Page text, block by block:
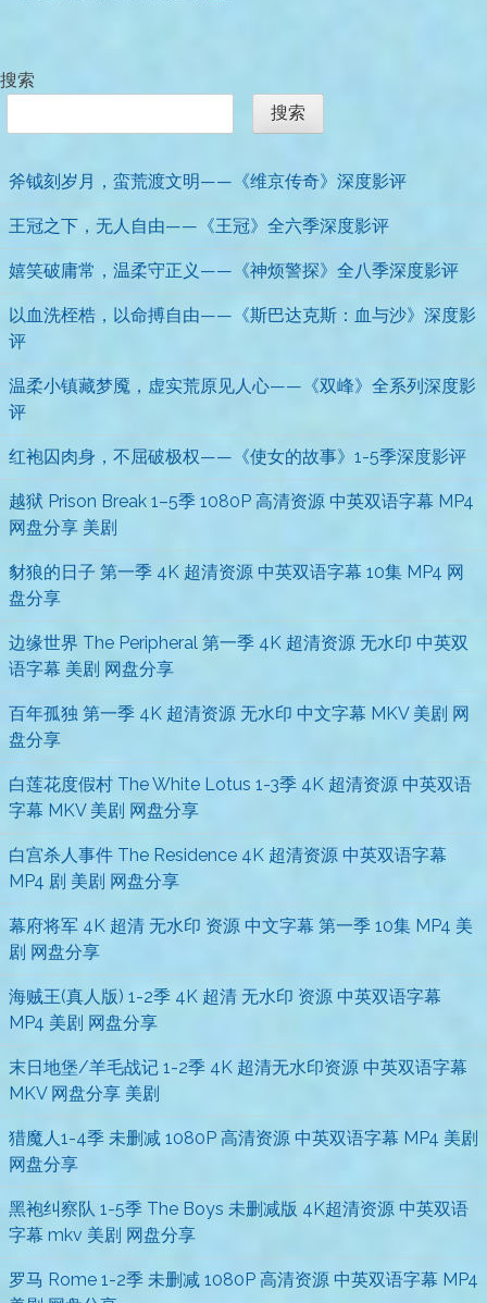
搜索
搜索
斧钺刻岁月，蛮荒渡文明——《维京传奇》深度影评
王冠之下，无人自由——《王冠》全六季深度影评
嬉笑破庸常，温柔守正义——《神烦警探》全八季深度影评
以血洗桎梏，以命搏自由——《斯巴达克斯：血与沙》深度影
评
温柔小镇藏梦魇，虚实荒原见人心——《双峰》全系列深度影
评
红袍囚肉身，不屈破极权——《使女的故事》1-5季深度影评
越狱 Prison Break 1–5季 1080P 高清资源 中英双语字幕 MP4
网盘分享 美剧
豺狼的日子 第一季 4K 超清资源 中英双语字幕 10集 MP4 网
盘分享
边缘世界 The Peripheral 第一季 4K 超清资源 无水印 中英双
语字幕 美剧 网盘分享
百年孤独 第一季 4K 超清资源 无水印 中文字幕 MKV 美剧 网
盘分享
白莲花度假村 The White Lotus 1-3季 4K 超清资源 中英双语
字幕 MKV 美剧 网盘分享
白宫杀人事件 The Residence 4K 超清资源 中英双语字幕
MP4 剧 美剧 网盘分享
幕府将军 4K 超清 无水印 资源 中文字幕 第一季 10集 MP4 美
剧 网盘分享
海贼王(真人版) 1-2季 4K 超清 无水印 资源 中英双语字幕
MP4 美剧 网盘分享
末日地堡/羊毛战记 1-2季 4K 超清无水印资源 中英双语字幕
MKV 网盘分享 美剧
猎魔人1-4季 未删减 1080P 高清资源 中英双语字幕 MP4 美剧
网盘分享
黑袍纠察队 1-5季 The Boys 未删减版 4K超清资源 中英双语
字幕 mkv 美剧 网盘分享
罗马 Rome 1-2季 未删减 1080P 高清资源 中英双语字幕 MP4